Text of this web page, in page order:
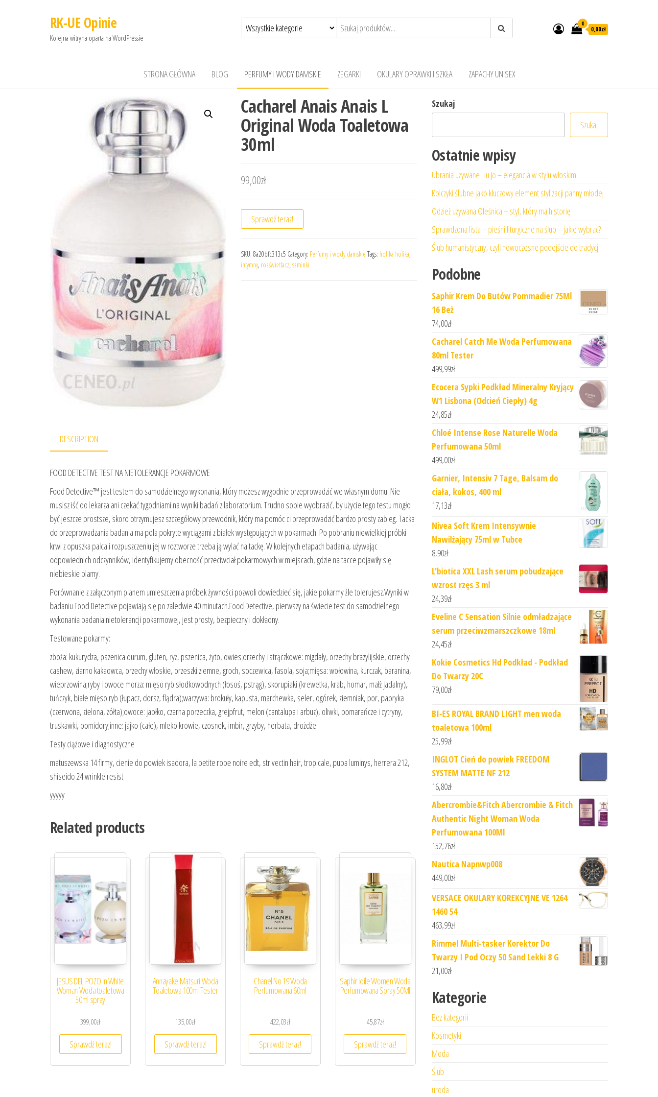
RK-UE Opinie
Kolejna witryna oparta na WordPressie
0
0,00zł
STRONA GŁÓWNA BLOG PERFUMY I WODY DAMSKIE ZEGARKI OKULARY OPRAWKI I SZKŁA ZAPACHY UNISEX
Cacharel Anais Anais L
Original Woda Toaletowa
30ml
99,00zł
Sprawdź teraz!
SKU: 8a20bfc313c5 Category: Perfumy i wody damskie Tags: holika holika,
intymny, rozświetlacz, szminki
DESCRIPTION
FOOD DETECTIVE TEST NA NIETOLERANCJE POKARMOWE
Food Detective™ jest testem do samodzielnego wykonania, który możesz wygodnie przeprowadzić we własnym domu. Nie
musisz iść do lekarza ani czekać tygodniami na wyniki badań z laboratorium. Trudno sobie wyobrazić, by użycie tego testu mogło
być jeszcze prostsze, skoro otrzymujesz szczegółowy przewodnik, który ma pomóc ci przeprowadzić bardzo prosty zabieg. Tacka
do przeprowadzania badania ma pola pokryte wyciągami z białek występujących w pokarmach. Po pobraniu niewielkiej próbki
krwi z opuszka palca i rozpuszczeniu jej w roztworze trzeba ją wylać na tackę. W kolejnych etapach badania, używając
odpowiednich odczynników, identyfikujemy obecność przeciwciał pokarmowych w miejscach, gdzie na tacce pojawiły się
niebieskie plamy.
Porównanie z załączonym planem umieszczenia próbek żywności pozwoli dowiedzieć się, jakie pokarmy źle tolerujesz.Wyniki w
badaniu Food Detective pojawiają się po zaledwie 40 minutach.Food Detective, pierwszy na świecie test do samodzielnego
wykonania badania nietolerancji pokarmowej, jest prosty, bezpieczny i dokładny.
Testowane pokarmy:
zboża: kukurydza, pszenica durum, gluten, ryż, pszenica, żyto, owies;orzechy i strączkowe: migdały, orzechy brazylijskie, orzechy
cashew, ziarno kakaowca, orzechy włoskie, orzeszki ziemne, groch, soczewica, fasola, soja;mięsa: wołowina, kurczak, baranina,
wieprzowina;ryby i owoce morza: mięso ryb słodkowodnych (łosoś, pstrąg), skorupiaki (krewetka, krab, homar, małż jadalny),
tuńczyk, białe mięso ryb (łupacz, dorsz, flądra);warzywa: brokuły, kapusta, marchewka, seler, ogórek, ziemniak, por, papryka
(czerwona, zielona, żółta);owoce: jabłko, czarna porzeczka, grejpfrut, melon (cantalupa i arbuz), oliwki, pomarańcze i cytryny,
truskawki, pomidory;inne: jajko (całe), mleko krowie, czosnek, imbir, grzyby, herbata, drożdże.
Testy ciążowe i diagnostyczne
matuszewska 14 firmy, cienie do powiek isadora, la petite robe noire edt, strivectin hair, tropicale, pupa luminys, herrera 212,
shiseido 24 wrinkle resist
yyyyy
Related products
JESUS DEL POZO In White
Woman Woda toaletowa
50ml spray
399,00zł
Sprawdź teraz!
Annayake Matsuri Woda
Toaletowa 100ml Tester
135,00zł
Sprawdź teraz!
Chanel No 19 Woda
Perfumowana 60ml
422,03zł
Sprawdź teraz!
Saphir Idile Women Woda
Perfumowana Spray 50Ml
45,87zł
Sprawdź teraz!
Szukaj
Szukaj
Ostatnie wpisy
Ubrania używane Liu Jo – elegancja w stylu włoskim
Kolczyki ślubne jako kluczowy element stylizacji panny młodej
Odzież używana Oleśnica – styl, który ma historię
Sprawdzona lista – pieśni liturgiczne na ślub – jakie wybrać?
Ślub humanistyczny, czyli nowoczesne podejście do tradycji
Podobne
Saphir Krem Do Butów Pommadier 75Ml
16 Beż
74,00zł
Cacharel Catch Me Woda Perfumowana
80ml Tester
499,99zł
Ecocera Sypki Podkład Mineralny Kryjący
W1 Lisbona (Odcień Ciepły) 4g
24,85zł
Chloé Intense Rose Naturelle Woda
Perfumowana 50ml
499,00zł
Garnier, Intensiv 7 Tage, Balsam do
ciała, kokos, 400 ml
17,13zł
Nivea Soft Krem Intensywnie
Nawilżający 75ml w Tubce
8,90zł
L'biotica XXL Lash serum pobudzające
wzrost rzęs 3 ml
24,39zł
Eveline C Sensation Silnie odmładzające
serum przeciwzmarszczkowe 18ml
24,45zł
Kokie Cosmetics Hd Podkład - Podkład
Do Twarzy 20C
79,00zł
BI-ES ROYAL BRAND LIGHT men woda
toaletowa 100ml
25,99zł
INGLOT Cień do powiek FREEDOM
SYSTEM MATTE NF 212
16,80zł
Abercrombie&Fitch Abercrombie & Fitch
Authentic Night Woman Woda
Perfumowana 100Ml
152,76zł
Nautica Napnwp008
449,00zł
VERSACE OKULARY KOREKCYJNE VE 1264
1460 54
463,99zł
Rimmel Multi-tasker Korektor Do
Twarzy I Pod Oczy 50 Sand Lekki 8 G
21,00zł
Kategorie
Bez kategorii
Kosmetyki
Moda
Ślub
uroda